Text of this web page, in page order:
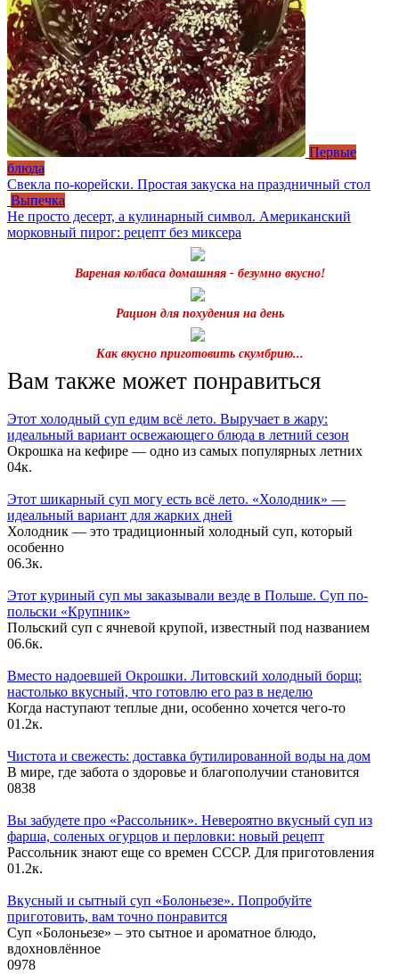
Первые
блюда
Свекла по-корейски. Простая закуска на праздничный стол
Выпечка
Не просто десерт, а кулинарный символ. Американский
морковный пирог: рецепт без миксера
Вареная колбаса домашняя - безумно вкусно!
Рацион для похудения на день
Как вкусно приготовить скумбрию...
Вам также может понравиться
Этот холодный суп едим всё лето. Выручает в жару:
идеальный вариант освежающего блюда в летний сезон
Окрошка на кефире — одно из самых популярных летних
04к.
Этот шикарный суп могу есть всё лето. «Холодник» —
идеальный вариант для жарких дней
Холодник — это традиционный холодный суп, который
особенно
06.3к.
Этот куриный суп мы заказывали везде в Польше. Суп по-
польски «Крупник»
Польский суп с ячневой крупой, известный под названием
06.6к.
Вместо надоевшей Окрошки. Литовский холодный борщ:
настолько вкусный, что готовлю его раз в неделю
Когда наступают теплые дни, особенно хочется чего-то
01.2к.
Чистота и свежесть: доставка бутилированной воды на дом
В мире, где забота о здоровье и благополучии становится
0838
Вы забудете про «Рассольник». Невероятно вкусный суп из
фарша, соленых огурцов и перловки: новый рецепт
Рассольник знают еще со времен СССР. Для приготовления
01.2к.
Вкусный и сытный cуп «Болоньезе». Попробуйте
приготовить, вам точно понравится
Суп «Болоньезе» – это сытное и ароматное блюдо,
вдохновлённое
0978